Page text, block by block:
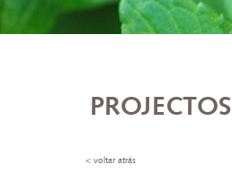
PROJECTOS
< voltar atrás